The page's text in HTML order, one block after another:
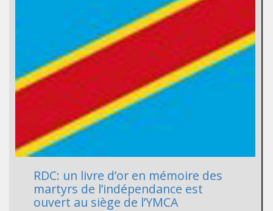
RDC: un livre d’or en mémoire des
martyrs de l’indépendance est
ouvert au siège de l’YMCA